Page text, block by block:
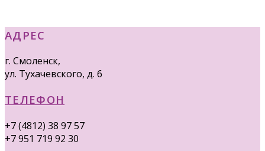
АДРЕС
г. Смоленск,
ул. Тухачевского, д. 6
ТЕЛЕФОН
+7 (4812) 38 97 57
+7 951 719 92 30